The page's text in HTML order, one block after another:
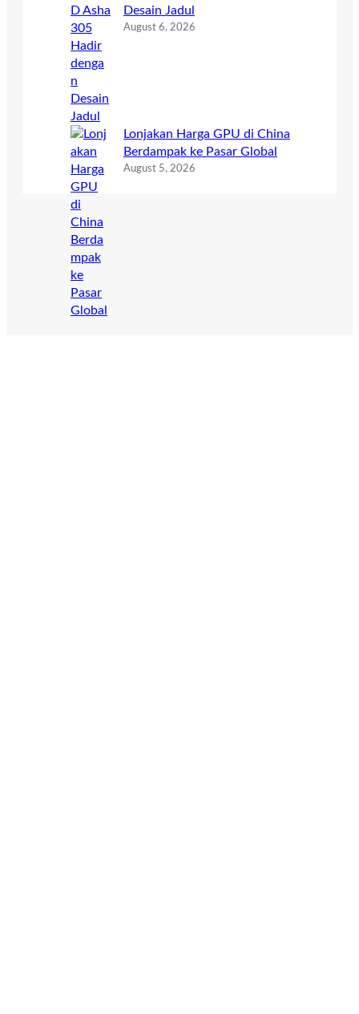
Desain Jadul
August 6, 2026
Lonjakan Harga GPU di China
Berdampak ke Pasar Global
August 5, 2026